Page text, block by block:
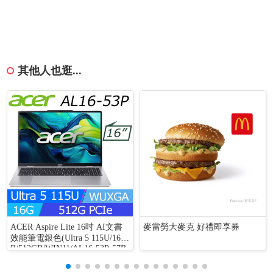
其他人也逛...
ACER Aspire Lite 16吋 AI文書
效能筆電銀色(Ultra 5 115U/16G
B/512GB/WIN11/AL16-53P-57B
麥當勞大麥克 好禮即享券